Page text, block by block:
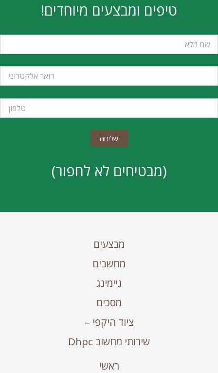
טיפים ומבצעים מיוחדים!
(מבטיחים לא לחפור)
מבצעים
מחשבים
גיימינג
מסכים
ציוד היקפי –
שירותי מחשוב Dhpc
ראשי